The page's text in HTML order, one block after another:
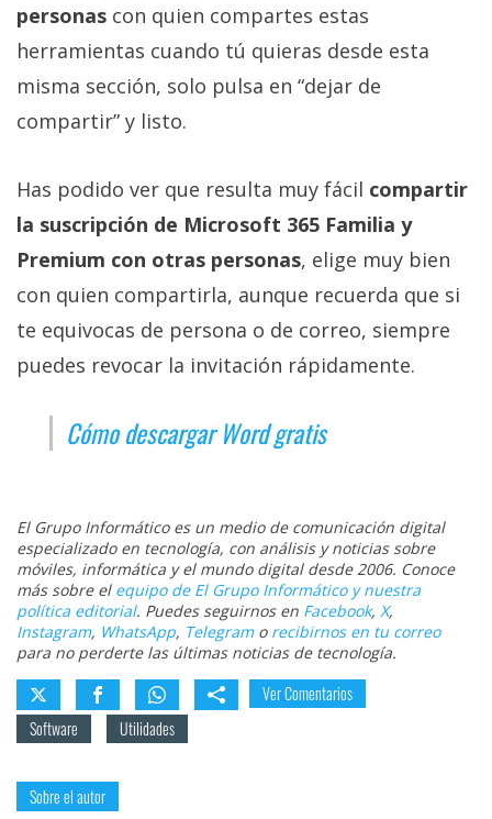
personas con quien compartes estas
herramientas cuando tú quieras desde esta
misma sección, solo pulsa en “dejar de
compartir” y listo.
Has podido ver que resulta muy fácil compartir
la suscripción de Microsoft 365 Familia y
Premium con otras personas, elige muy bien
con quien compartirla, aunque recuerda que si
te equivocas de persona o de correo, siempre
puedes revocar la invitación rápidamente.
Cómo descargar Word gratis
El Grupo Informático es un medio de comunicación digital
especializado en tecnología, con análisis y noticias sobre
móviles, informática y el mundo digital desde 2006. Conoce
más sobre el equipo de El Grupo Informático y nuestra
política editorial. Puedes seguirnos en Facebook, X,
Instagram, WhatsApp, Telegramo recibirnos en tu correo
para no perderte las últimas noticias de tecnología.
Ver Comentarios
Software
Utilidades
Sobre el autor